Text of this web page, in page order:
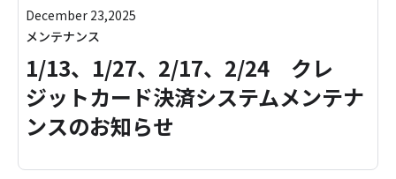
December 23,2025
メンテナンス
1/13、1/27、2/17、2/24 クレ
ジットカード決済システムメンテナ
ンスのお知らせ